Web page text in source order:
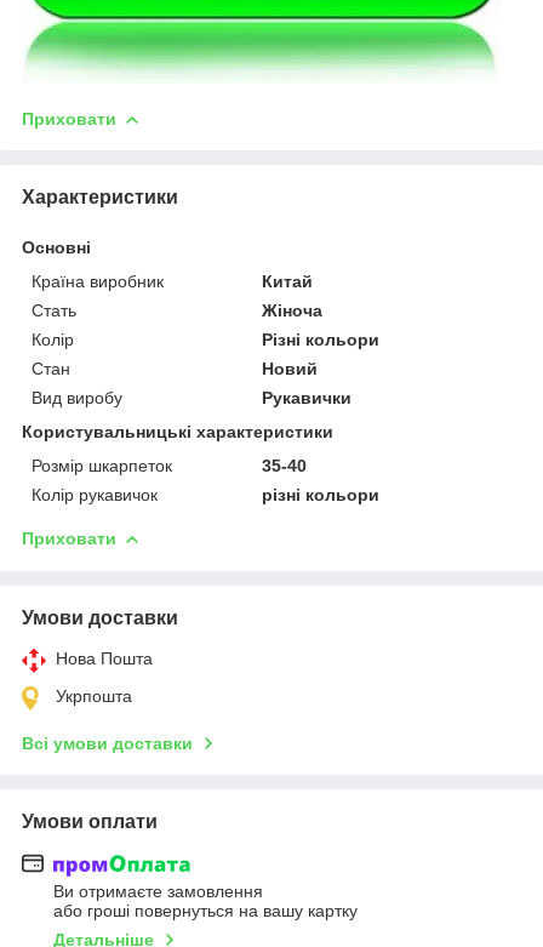
Приховати
Характеристики
Основні
Країна виробник
Китай
Стать
Жіноча
Колір
Різні кольори
Стан
Новий
Вид виробу
Рукавички
Користувальницькі характеристики
Розмір шкарпеток
35-40
Колір рукавичок
різні кольори
Приховати
Умови доставки
Нова Пошта
Укрпошта
Всі умови доставки
Умови оплати
Ви отримаєте замовлення
або гроші повернуться на вашу картку
Детальніше